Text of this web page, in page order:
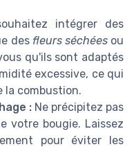
intégrer des
des fleurs séchéesou
qu'ils sont adaptés
excessive, ce qui
la combustion.
: Ne précipitez pas
votre bougie. Laissez
pour éviter les